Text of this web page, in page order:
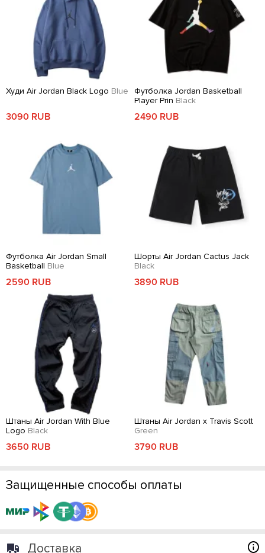
Худи Air Jordan Black Logo Blue
3090 RUB
Футболка Jordan Basketball
Player Prin Black
2490 RUB
Футболка Air Jordan Small
Basketball Blue
2590 RUB
Шорты Air Jordan Cactus Jack
Black
3890 RUB
Штаны Air Jordan With Blue
Logo Black
3650 RUB
Штаны Air Jordan x Travis Scott
Green
3790 RUB
Защищенные способы оплаты
Доставка